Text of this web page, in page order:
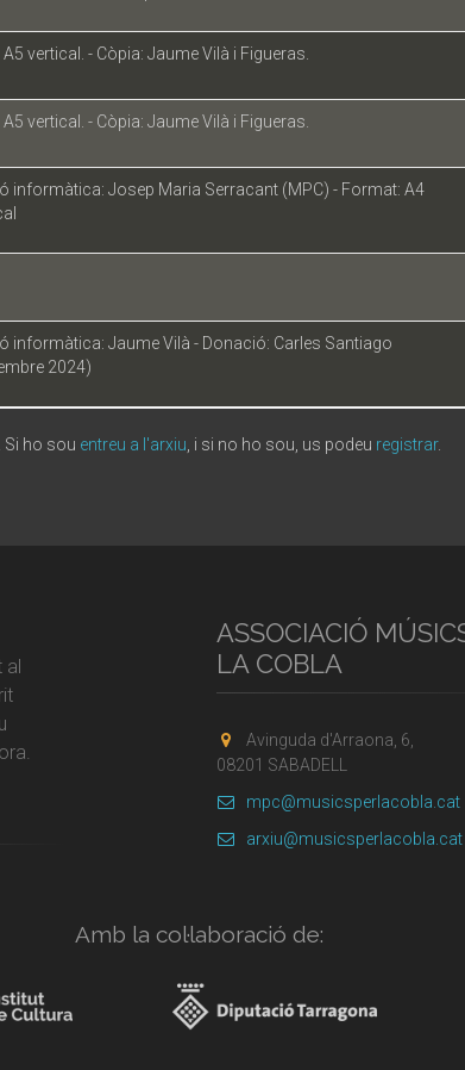
vertical. - Còpia: Jaume Vilà i Figueras.
A5 vertical. - Còpia: Jaume Vilà i Figueras.
informàtica: Josep Maria Serracant (MPC) - Format: A4
informàtica: Jaume Vilà - Donació: Carles Santiago
2024)
Si ho sou entreu a l'arxiu , i si no ho sou, us podeu registrar.
al
ASSOCIACIÓ
LA COBLA
Avinguda d'Arraona, 6,
08201 SABADELL
mpc@musicsperlacobla.cat
arxiu@musicsperlacobla.cat
Amb la col·laboració de: